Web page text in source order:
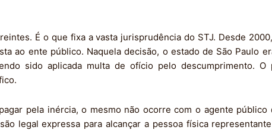
É o que fixa a vasta jurisprudência do STJ. Desde
ao ente público. Naquela decisão, o estado de São Paulo
sido aplicada multa de ofício pelo descumprimento. O
pela inércia, o mesmo não ocorre com o agente
legal expressa para alcançar a pessoa física